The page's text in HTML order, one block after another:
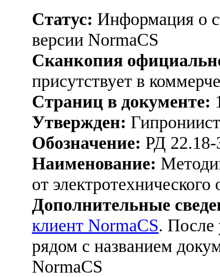
Статус: Информация о
версии NormaCS
Сканкопия
присутствует в
Страниц в документе:
Утвержден:
Обозначение: РД 22.18-
Наименование:
от электротехнического
Дополнительные
клиент NormaCS. После
рядом с названием
NormaCS